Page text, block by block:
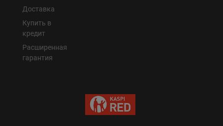
Доставка
Купить в
кредит
Расширенная
гарантия